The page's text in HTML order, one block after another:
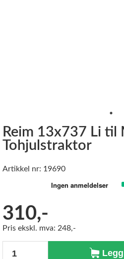
Reim 13x737 Li til
Tohjulstraktor
Artikkel nr: 19690
310,-
Pris ekskl. mva: 248,-
Antall